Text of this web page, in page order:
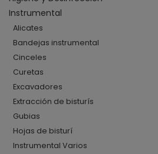
Instrumental
Alicates
Bandejas instrumental
Cinceles
Curetas
Excavadores
Extracción de bisturís
Gubias
Hojas de bisturí
Instrumental Varios